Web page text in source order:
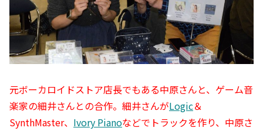
元ボーカロイドストア店長でもある中原さんと、ゲーム音
楽家の細井さんとの合作。細井さんがLogic＆
SynthMaster、 Ivory Pianoなどでトラックを作り、中原さ